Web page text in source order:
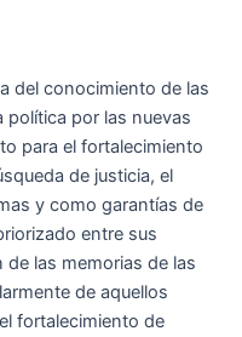
del conocimiento de las
política por las nuevas
para el fortalecimiento
de justicia, el
y como garantías de
entre sus
las memorias de las
de aquellos
fortalecimiento de